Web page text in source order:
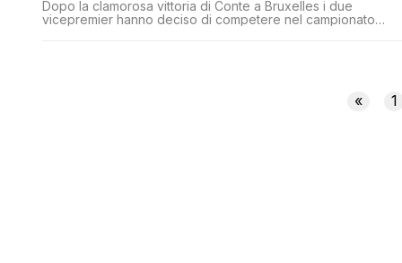
Dopo la clamorosa vittoria di Conte a Bruxelles i due
vicepremier hanno deciso di competere nel campionato
« 1